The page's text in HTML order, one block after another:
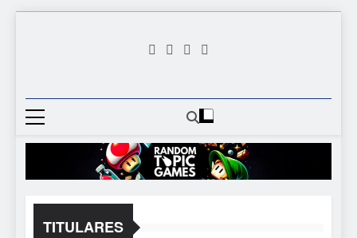
Random
Games
Videojuego Favorito
TITULARES